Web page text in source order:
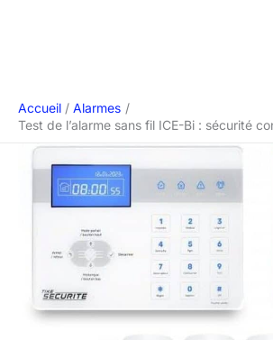
Accueil
Alarmes
Test de l’alarme sans fil ICE-Bi : sécurité